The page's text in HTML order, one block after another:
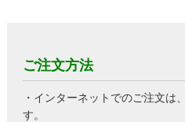
ご注文方法
・インターネットでのご注文は
す。